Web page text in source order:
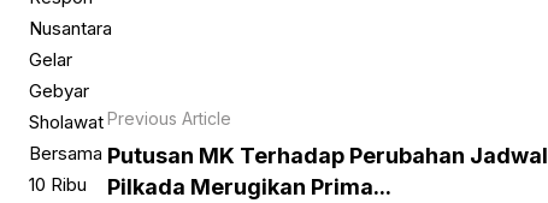
Previous Article
Putusan MK Terhadap Perubahan Jadwal
Pilkada Merugikan Prima...